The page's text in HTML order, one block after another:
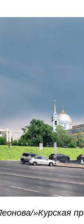
»Курская